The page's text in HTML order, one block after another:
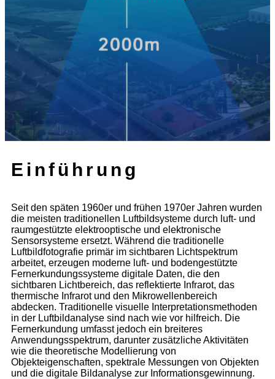
Einführung
Seit den späten 1960er und frühen 1970er Jahren wurden
die meisten traditionellen Luftbildsysteme durch luft- und
raumgestützte elektrooptische und elektronische
Sensorsysteme ersetzt. Während die traditionelle
Luftbildfotografie primär im sichtbaren Lichtspektrum
arbeitet, erzeugen moderne luft- und bodengestützte
Fernerkundungssysteme digitale Daten, die den
sichtbaren Lichtbereich, das reflektierte Infrarot, das
thermische Infrarot und den Mikrowellenbereich
abdecken. Traditionelle visuelle Interpretationsmethoden
in der Luftbildanalyse sind nach wie vor hilfreich. Die
Fernerkundung umfasst jedoch ein breiteres
Anwendungsspektrum, darunter zusätzliche Aktivitäten
wie die theoretische Modellierung von
Objekteigenschaften, spektrale Messungen von Objekten
und die digitale Bildanalyse zur Informationsgewinnung.